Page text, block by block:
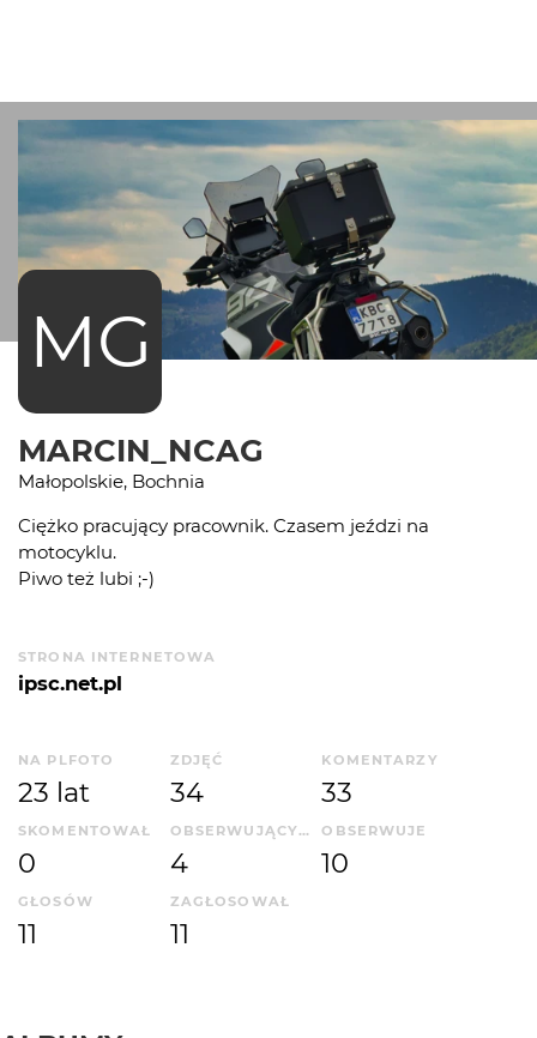
MG
MARCIN_NCAG
Małopolskie, Bochnia
Ciężko pracujący pracownik. Czasem jeździ na
motocyklu.
Piwo też lubi ;-)
STRONA INTERNETOWA
ipsc.net.pl
NA PLFOTO
23 lat
ZDJĘĆ
34
KOMENTARZY
33
SKOMENTOWAŁ
0
OBSERWUJĄCYCH
4
OBSERWUJE
10
GŁOSÓW
11
ZAGŁOSOWAŁ
11